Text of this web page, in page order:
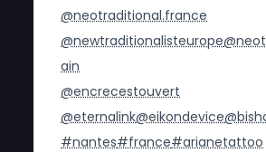
@neotraditional.france
@newtraditionalisteurope
ain
@encrecestouvert
@eternalink@eikondevice
#nantes#france#arianetattoo